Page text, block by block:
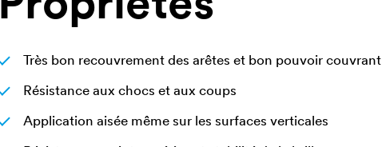
Très bon recouvrement des arêtes et bon pouvoir couvrant
Résistance aux chocs et aux coups
Application aisée même sur les surfaces verticales